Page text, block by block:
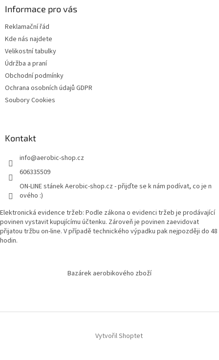
Informace pro vás
Reklamační řád
Kde nás najdete
Velikostní tabulky
Údržba a praní
Obchodní podmínky
Ochrana osobních údajů GDPR
Soubory Cookies
Kontakt
info@aerobic-shop.cz
606335509
ON-LINE stánek Aerobic-shop.cz - přijďte se k nám podívat, co je n
ového :)
Elektronická evidence tržeb: Podle zákona o evidenci tržeb je prodávající
povinen vystavit kupujícímu účtenku. Zároveň je povinen zaevidovat
přijatou tržbu on-line. V případě technického výpadku pak nejpozději do 48
hodin.
Bazárek aerobikového zboží
Vytvořil Shoptet